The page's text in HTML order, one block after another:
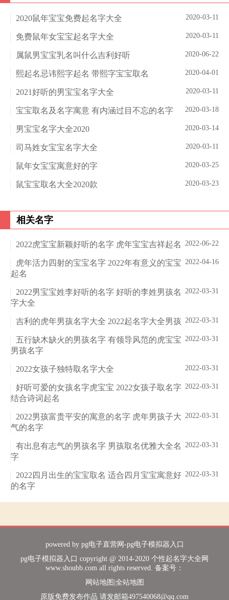
2020-03-11
2020鼠年宝宝免费起名字大全
2020-03-11
免费鼠年女宝宝起名字大全
2020-06-22
属鼠男宝宝乳名叫什么吉利好听
2020-04-01
熙起名忌讳熙字起名 带熙字宝宝取名
2020-03-11
2021好听的男宝宝名字大全
2020-03-18
宝宝取名及名字寓意 有内涵过目不忘的名字
2020-03-14
男宝宝名字大全2020
2020-03-11
司马姓女宝宝名字大全
2020-03-25
鼠年女宝宝寓意好的字
2020-03-23
鼠宝宝取名大全2020款
相关名字
2022-06-22
2022虎宝宝新颖好听的名字 虎年宝宝吉祥起名
2022-04-16
虎年活力四射的宝宝名字 2022年有意义的宝宝
起名
2022-03-31
2022男宝宝姓李好听的名字 好听的李姓男孩名
字大全
2022-03-31
吉利的虎年男孩名字大全 2022起名字大全男孩
2022-03-31
五行缺木缺火的男孩名字 有领导风范的虎宝宝
男孩名字
2022-03-31
2022女孩子独特取名字大全
2022-03-31
好听可爱的女孩名字虎宝宝 2022女孩子取名字
结合诗词起名
2022-03-31
2022男孩富贵平安的寓意的名字 虎年男孩子大
气的名字
2022-03-31
有出息有志气的男孩名字 男孩取名优雅大全名
字
2022-03-31
2022四月出生的宝宝取名 适合四月宝宝寓意好
的名字
powered by pg电子直营网-pg电子模拟器入口
pg电子模拟器入口 copyright @ 2014-2020 个性起名字大全网
www.shoubb.com all rights reserved. 备案号：
网站地图 全站地图
原版免费发布作品 请发邮箱497540068@qq.com